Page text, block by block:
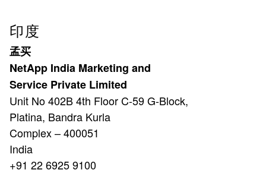
印度
孟买
NetApp India Marketing and
Service Private Limited
Unit No 402B 4th Floor C-59 G-Block,
Platina, Bandra Kurla
Complex – 400051
India
+91 22 6925 9100